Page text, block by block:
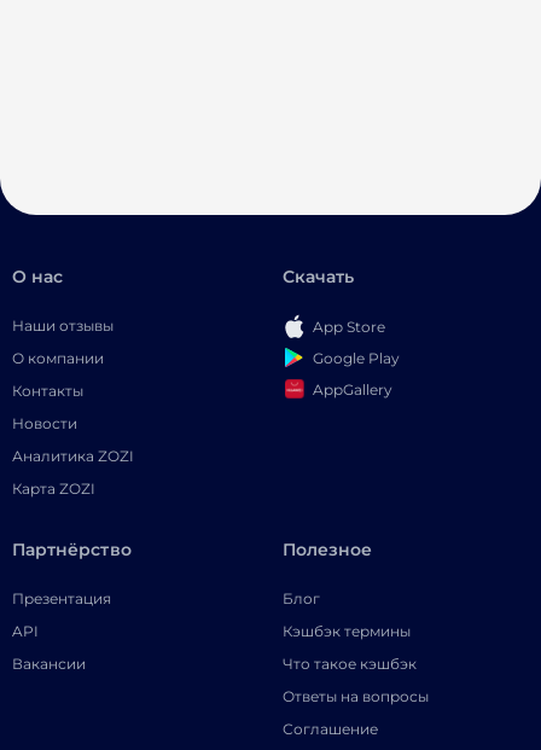
О нас
Наши отзывы
О компании
Контакты
Новости
Аналитика ZOZI
Карта ZOZI
Скачать
App Store
Google Play
AppGallery
Партнёрство
Презентация
API
Вакансии
Полезное
Блог
Кэшбэк термины
Что такое кэшбэк
Ответы на вопросы
Соглашение